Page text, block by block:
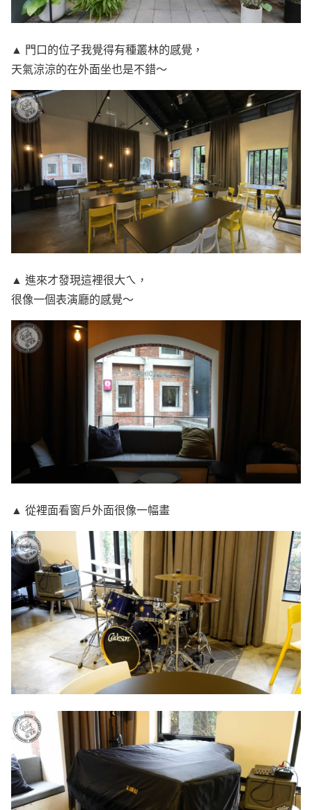
▲ 門口的位子我覺得有種叢林的感覺，
天氣涼涼的在外面坐也是不錯～
▲ 進來才發現這裡很大ㄟ，
很像一個表演廳的感覺～
▲ 從裡面看窗戶外面很像一幅畫